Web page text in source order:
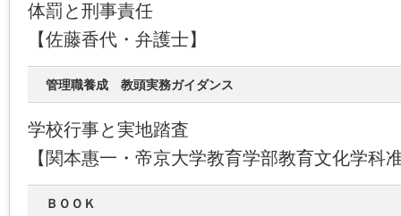
体罰と刑事責任
【佐藤香代・弁護士】
管理職養成 教頭実務ガイダンス
学校行事と実地踏査
【関本惠一・帝京大学教育学部教育文化学科
ＢＯＯＫ